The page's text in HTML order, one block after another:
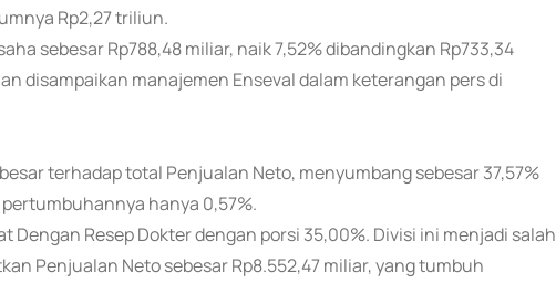
Rp2,27 triliun.
sebesar Rp788,48 miliar, naik 7,52% dibandingkan Rp733,34
disampaikan manajemen Enseval dalam keterangan pers di
terhadap total Penjualan Neto, menyumbang sebesar 37,57%
hanya 0,57%.
Dengan Resep Dokter dengan porsi 35,00%. Divisi ini menjadi salah
Penjualan Neto sebesar Rp8.552,47 miliar, yang tumbuh